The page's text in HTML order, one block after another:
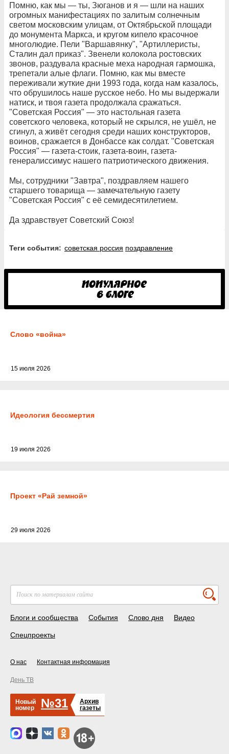
Помню, как мы — ты, Зюганов и я — шли на наших
огромных манифестациях по залитым солнечным
светом московским улицам, от Октябрьской площади
до монумента Маркса, и кругом кипело красочное
многолюдие. Пели "Варшавянку", "Артиллеристы,
Сталин дал приказ". Звенели колокола ростовских
звонов, раздувала красные меха народная гармошка,
трепетали алые флаги. Помню, как мы вместе
переживали жуткие дни 1993 года, когда нам казалось,
что обрушилось наше русское небо. Но мы выдержали
натиск, и твоя газета продолжала сражаться.
"Советская Россия" — это настольная газета
советского человека, который не скрылся, не ушёл, не
сгинул, а живёт сегодня среди наших конструкторов,
воинов, сражается в Донбассе как солдат. "Советская
Россия" — газета-стоик, газета-воин, газета-
генералиссимус нашего патриотического движения.
Мы, сотрудники "Завтра", поздравляем нашего
старшего товарища — замечательную газету
"Советская Россия" с её семидесятилетием.
Да здравствует Советский Союз!
Теги события: советская россия поздравление
Слово «война»
15 июля 2026
Идеология бессмертия
19 июля 2026
Проект «Рай земной»
29 июля 2026
Блоги и сообщества События Слово дня Видео
Спецпроекты
О нас Контактная информация
День ТВ
Новый
номер
№31
Архив
газеты